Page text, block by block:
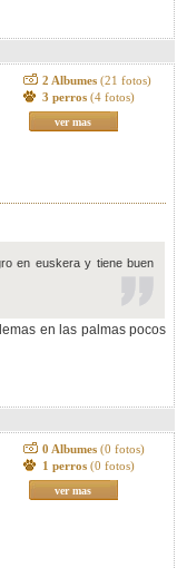
2 Albumes (21 fotos)
3 perros (4 fotos)
ver mas
en euskera y tiene buen
en las palmas pocos
0 Albumes (0 fotos)
1 perros (0 fotos)
ver mas